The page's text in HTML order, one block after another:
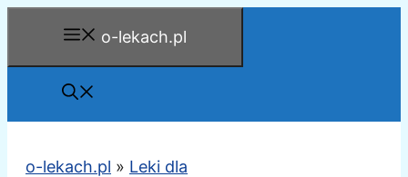
o-lekach.pl
o-lekach.pl » Leki dla